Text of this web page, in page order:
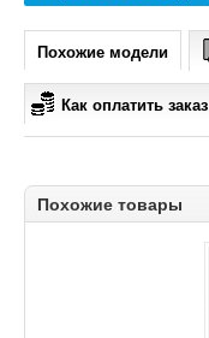
Похожие модели
Как оплатить заказ
Похожие товары